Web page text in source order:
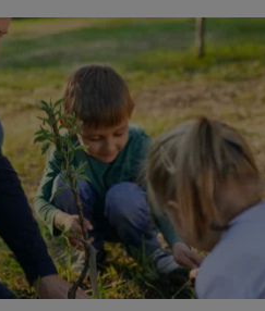
Nos locations
Nos courtiers
Nos sièges principaux
Nos entrepreneurs de pompes
funèbres